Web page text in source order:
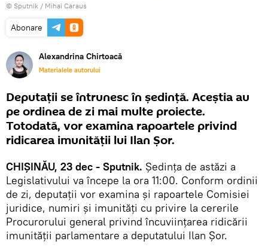
© Sputnik / Mihai Caraus
Abonare
Alexandrina Chirtoacă
Materialele autorului
Deputații se întrunesc în ședință. Aceștia au
pe ordinea de zi mai multe proiecte.
Totodată, vor examina rapoartele privind
ridicarea imunității lui Ilan Șor.
CHIȘINĂU, 23 dec - Sputnik. Ședința de astăzi a
Legislativului va începe la ora 11:00. Conform ordinii
de zi, deputații vor examina și rapoartele Comisiei
juridice, numiri și imunități cu privire la cererile
Procurorului general privind încuviințarea ridicării
imunității parlamentare a deputatului Ilan Șor.